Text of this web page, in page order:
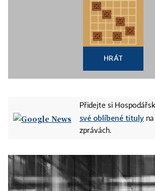
HRÁT
Přidejte si
své oblíbené tituly
zprávách.